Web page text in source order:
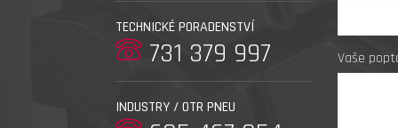
TECHNICKÉ PORADENSTVÍ
731 379 997
INDUSTRY / OTR PNEU
Vaše